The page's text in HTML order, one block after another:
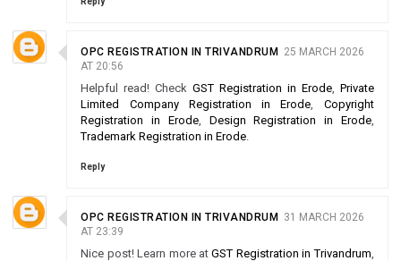
OPC REGISTRATION IN TRIVANDRUM
25 MARCH 2026
AT 20:56
Helpful read! CheckGST Registration in Erode, Private
Limited Company Registration in Erode, Copyright
Registration in Erode, Design Registration in Erode,
Trademark Registration in Erode.
Reply
OPC REGISTRATION IN TRIVANDRUM
31 MARCH 2026
AT 23:39
Nice post! Learn more atGST Registration in Trivandrum,